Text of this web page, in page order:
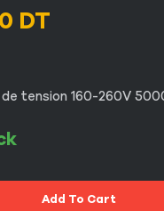
DT
tension 160-260V
Add To Cart